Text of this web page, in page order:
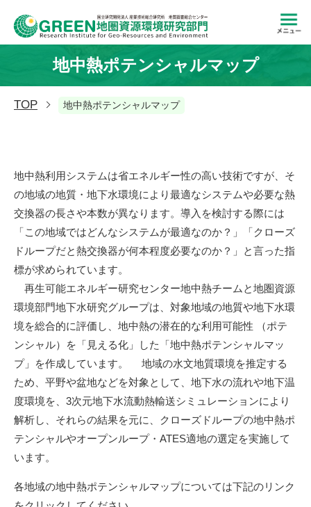
地中熱ポテンシャルマップ
TOP 地中熱ポテンシャルマップ
地中熱利用システムは省エネルギー性の高い技術ですが、そ
の地域の地質・地下水環境により最適なシステムや必要な熱
交換器の長さや本数が異なります。導入を検討する際には
「この地域ではどんなシステムが最適なのか？」「クローズ
ドループだと熱交換器が何本程度必要なのか？」と言った指
標が求められています。
再生可能エネルギー研究センター地中熱チーム と地圏資源
環境部門地下水研究グループは、対象地域の地質や地下水環
境を総合的に評価し、地中熱の潜在的な利用可能性 （ポテ
ンシャル）を「見える化」した「地中熱ポテンシャルマッ
プ」を作成しています。 地域の水文地質環境を推定する
ため、平野や盆地などを対象として、地下水の流れや地下温
度環境を、3次元地下水流動熱輸送シミュレーションにより
解析し、それらの結果を元に、クローズドループの地中熱ポ
テンシャルやオープンループ・ATES適地の選定を実施して
います。
各地域の地中熱ポテンシャルマップについては下記のリンク